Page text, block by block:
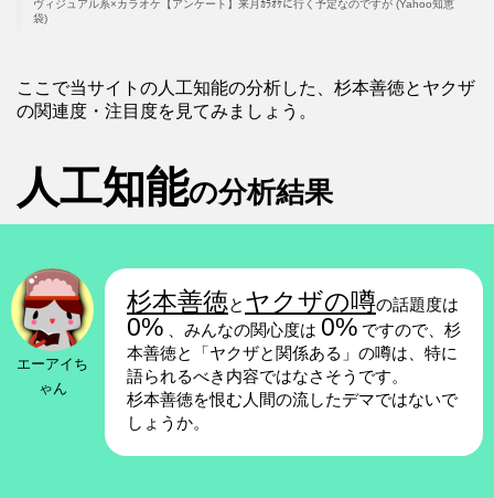
ヴィジュアル系×カラオケ【アンケート】来月ｶﾗｵｹに行く予定なのですが (Yahoo知恵
袋)
ここで当サイトの人工知能の分析した、杉本善徳とヤクザ
の関連度・注目度を見てみましょう。
人工知能の分析結果
エーアイち
ゃん
杉本善徳と ヤクザの噂の話題度は
0% 、みんなの関心度は 0% ですので、杉
本善徳と「ヤクザと関係ある」の噂は、特に
語られるべき内容ではなさそうです。
杉本善徳を恨む人間の流したデマではないで
しょうか。